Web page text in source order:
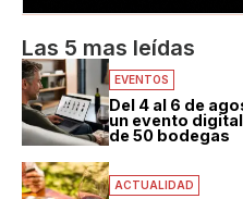
Las 5 mas leídas
EVENTOS
Del 4 al 6 de
un evento
de 50 bodegas
ACTUALIDAD